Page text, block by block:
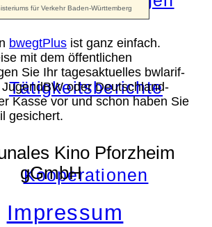
Tätigkeitsberichte
Kooperationen
bwegtPlus ist ganz einfach.
mit dem öffentlichen
Sie Ihr tagesaktuelles bwlarif-
oder Deutschland-
Kasse vor und schon haben Sie
gesichert.
Kino Pforzheim
gGmbH
Impressum